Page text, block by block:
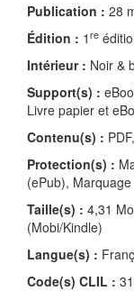
Publication : 28
Édition : 1 re
Intérieur : Noir &
Support(s) :
Livre papier et
Contenu(s) :
Protection(s) :
(ePub),
Taille(s) : 4,31
(Mobi/Kindle)
Langue(s) :
Code(s) CLIL :